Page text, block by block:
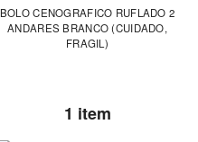
BOLO CENOGRAFICO RUFLADO 2
ANDARES BRANCO (CUIDADO,
FRAGIL)
1 item